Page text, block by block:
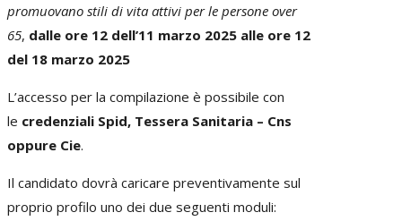
promuovano stili di vita attivi per le persone over
65, dalle ore 12 dell’11 marzo 2025 alle ore 12
del 18 marzo 2025
L’accesso per la compilazione è possibile con
le credenziali Spid, Tessera Sanitaria – Cns
oppure Cie.
Il candidato dovrà caricare preventivamente sul
proprio profilo uno dei due seguenti moduli: